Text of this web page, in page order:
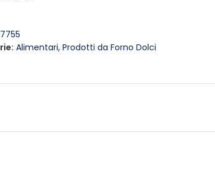
Alimentari, Prodotti da Forno Dolci